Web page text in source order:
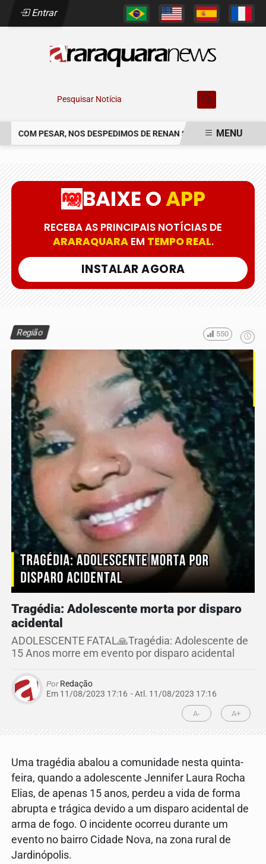
Entrar
Pesquisar Notícia
COM PESAR, NOS DESPEDIMOS DE RENAN SOARES DE CAMPOS
MENU
BAIXE OAPP
RECEBA AS PRINCIPAIS NOTÍCIAS DE
ARARAQUARAEM TEMPO REAL.
INSTALAR AGORA
Região 550
Tragédia: Adolescente morta por disparo
acidental
ADOLESCENTE FATAL🙏Tragédia: Adolescente de
15 Anos morre em evento por disparo acidental
PorRedação
Em 11/08/2023 17:16 - Atl. 11/08/2023 17:16
A- A+
Uma tragédia abalou a comunidade nesta quinta-
feira, quando a adolescente Jennifer Laura Rocha
Elias, de apenas 15 anos, perdeu a vida de forma
abrupta e trágica devido a um disparo acidental de
arma de fogo. O incidente ocorreu durante um
evento no bairro Cidade Nova, na zona rural de
Jardinópolis.